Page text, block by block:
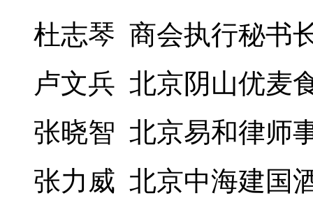
杜志琴 商会执行秘书
卢文兵 北京阴山优麦
张晓智 北京易和律师
张力威 北京中海建国